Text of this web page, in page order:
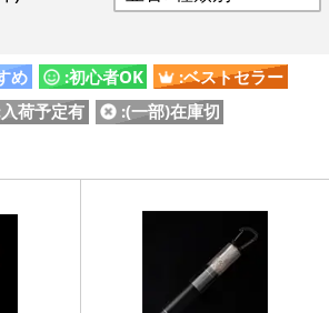
め :初心者OK
:ベストセラー
荷予定有
:(一部)在庫切